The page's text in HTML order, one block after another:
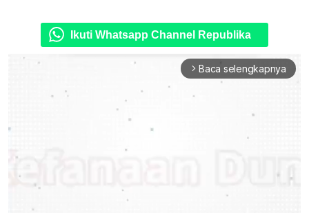
Ikuti Whatsapp Channel Republika
arrow_forward_ios Baca selengkapnya